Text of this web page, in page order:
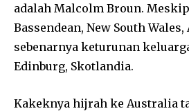
adalah Malcolm Broun.
Bassendean, New South
sebenarnya keturunan
Edinburg, Skotlandia.
Kakeknya hijrah ke Australia